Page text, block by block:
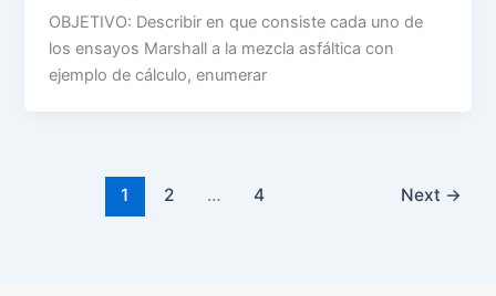
OBJETIVO: Describir en que consiste cada uno de
los ensayos Marshall a la mezcla asfáltica con
ejemplo de cálculo, enumerar
1 2 … 4 Next →